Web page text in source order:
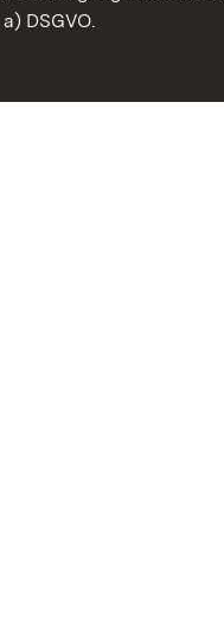
DSGVO.